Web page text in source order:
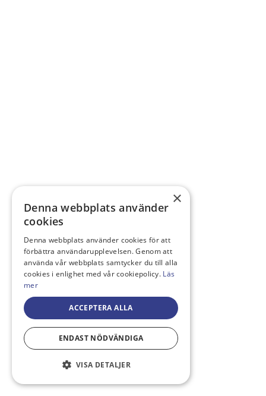
×
Denna webbplats använder
cookies
Denna webbplats använder cookies för att
förbättra användarupplevelsen. Genom att
använda vår webbplats samtycker du till alla
cookies i enlighet med vår cookiepolicy. Läs
mer
ACCEPTERA ALLA
ENDAST NÖDVÄNDIGA
VISA DETALJER